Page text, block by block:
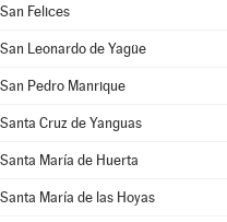
San Felices
San Leonardo de Yagüe
San Pedro Manrique
Santa Cruz de Yanguas
Santa María de Huerta
Santa María de las Hoyas